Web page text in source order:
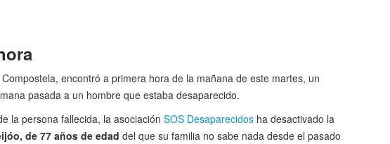
encontró a primera hora de la mañana de este martes, un
pasada a un hombre que estaba desaparecido.
la persona fallecida, la asociación SOS Desaparecidos ha desactivado la
de 77 años de edad del que su familia no sabe nada desde el pasado